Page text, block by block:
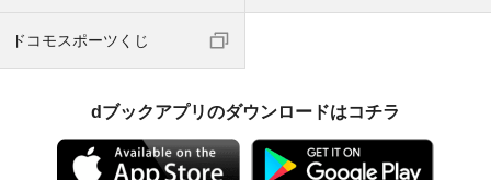
ドコモスポーツくじ
dブックアプリのダウンロードはコチラ